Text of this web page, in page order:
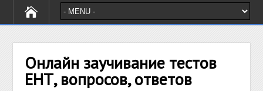
Онлайн заучивание тестов
ЕНТ, вопросов, ответов